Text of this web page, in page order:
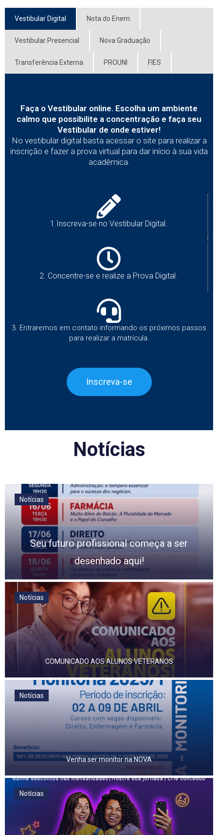
Vestibular Digital Nota do Enem
Vestibular Presencial Nova Graduação
Transferência Externa PROUNI FIES
Faça o Vestibular online. Escolha um ambiente
calmo que possibilite a concentração e faça seu
Vestibular de onde estiver!
No vestibular digital basta acessar o site para realizar a
inscrição e fazer a prova virtual para dar início à sua vida
acadêmica.
1.Inscreva-se no Vestibular Digital.
2. Concentre-se e realize a Prova Digital.
3. Entraremos em contato informando os próximos passos
para realizar a matrícula.
Inscreva-se
Notícias
Notícias
Seu futuro profissional começa a ser
desenhado aqui!
Notícias
COMUNICADO AOS ALUNOS VETERANOS
Notícias
Venha ser monitor na NOVA
Notícias